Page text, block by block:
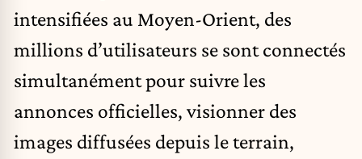
intensifiées au Moyen-Orient, des
millions d’utilisateurs se sont connectés
simultanément pour suivre les
annonces officielles, visionner des
images diffusées depuis le terrain,